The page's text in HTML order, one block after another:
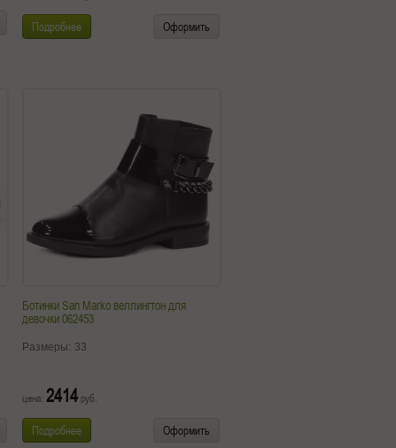
Подробнее Оформить
Ботинки San Marko веллингтон для
девочки 062453
Размеры: 33
цена: 2414 руб.
Подробнее Оформить